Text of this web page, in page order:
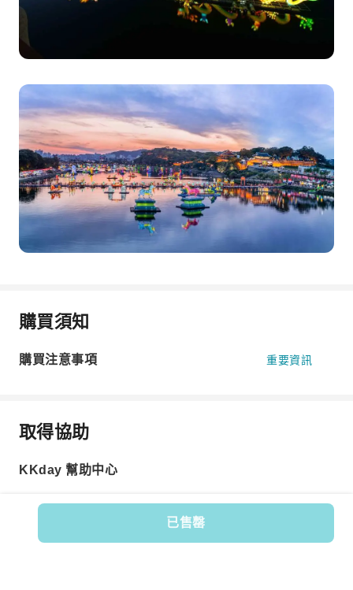
已售罄
購買須知
購買注意事項 重要資訊
取得協助
KKday 幫助中心
商品編號: 530891